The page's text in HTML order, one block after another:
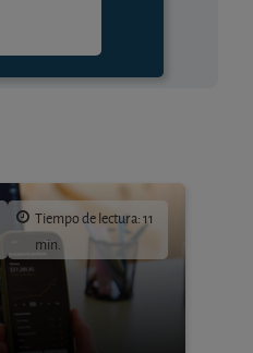
Tiempo de lectura: 11
min.